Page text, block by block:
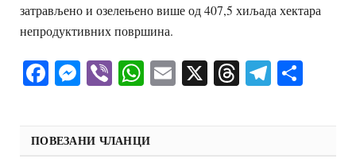
затрављено и озелењено више од 407,5 хиљада хектара
непродуктивних површина.
Facebook
Messenger
ViberWhatsApp
Email
X Threads
ПОВЕЗАНИ ЧЛАНЦИ